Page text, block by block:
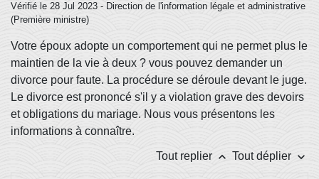
Vérifié le 28 Jul 2023 - Direction de l'information légale et administrative
(Première ministre)
Votre époux adopte un comportement qui ne permet plus le
maintien de la vie à deux ? vous pouvez demander un
divorce pour faute. La procédure se déroule devant le juge.
Le divorce est prononcé s'il y a violation grave des devoirs
et obligations du mariage. Nous vous présentons les
informations à connaître.
Tout replier keyboard_arrow_up Tout déplier keyboard_arrow_down